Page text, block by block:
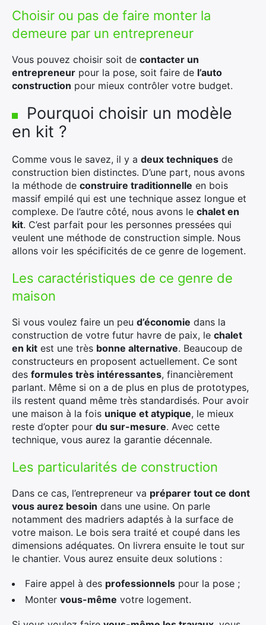
Choisir ou pas de faire monter la
demeure par un entrepreneur
Vous pouvez choisir soit de contacter un
entrepreneur pour la pose, soit faire de l’auto
construction pour mieux contrôler votre budget.
Pourquoi choisir un modèle
en kit ?
Comme vous le savez, il y a deux techniques de
construction bien distinctes. D’une part, nous avons
la méthode de construire traditionnelle en bois
massif empilé qui est une technique assez longue et
complexe. De l’autre côté, nous avons le chalet en
kit. C’est parfait pour les personnes pressées qui
veulent une méthode de construction simple. Nous
allons voir les spécificités de ce genre de logement.
Les caractéristiques de ce genre de
maison
Si vous voulez faire un peu d’économie dans la
construction de votre futur havre de paix, le chalet
en kit est une très bonne alternative. Beaucoup de
constructeurs en proposent actuellement. Ce sont
des formules très intéressantes, financièrement
parlant. Même si on a de plus en plus de prototypes,
ils restent quand même très standardisés. Pour avoir
une maison à la fois unique et atypique, le mieux
reste d’opter pour du sur-mesure. Avec cette
technique, vous aurez la garantie décennale.
Les particularités de construction
Dans ce cas, l’entrepreneur va préparer tout ce dont
vous aurez besoin dans une usine. On parle
notamment des madriers adaptés à la surface de
votre maison. Le bois sera traité et coupé dans les
dimensions adéquates. On livrera ensuite le tout sur
le chantier. Vous aurez ensuite deux solutions :
Faire appel à des professionnels pour la pose ;
Monter vous-même votre logement.